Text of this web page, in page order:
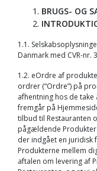
BRUGS- OG
1.1.
Danmark med CVR-nr.
1.2. eOrdre af
ordrer (“Ordre”) på
afhentning hos de take
fremgår på
tilbud til Restauranten
pågældende
der indgået en juridisk
Produkterne mellem
aftalen om levering af